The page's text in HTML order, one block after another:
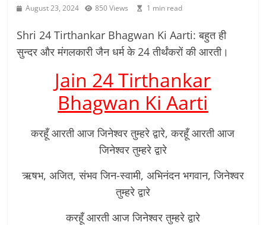
August 23, 2024 850 Views 1 min read
Shri 24 Tirthankar Bhagwan Ki Aarti: बहुत ही
सुन्दर और मंगलकारी जैन धर्म के 24 तीर्थंकरों की आरती।
Jain 24 Tirthankar
Bhagwan Ki Aarti
करहूँ आरती आज जिनेश्वर तुम्हरे द्वारे, करहूँ आरती आज
जिनेश्वर तुम्हरे द्वारे
ऋषभ, अजित, संभव जिन-स्वामी, अभिनंदन भगवान, जिनेश्वर
तुम्हरे द्वारे
करहूँ आरती आज जिनेश्वर तुम्हरे द्वारे